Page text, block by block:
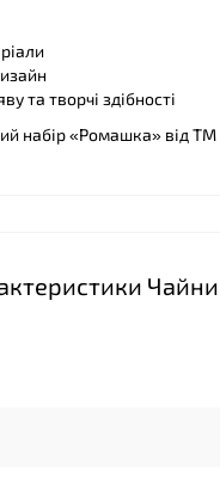
та творчі здібності
набір «Ромашка» від